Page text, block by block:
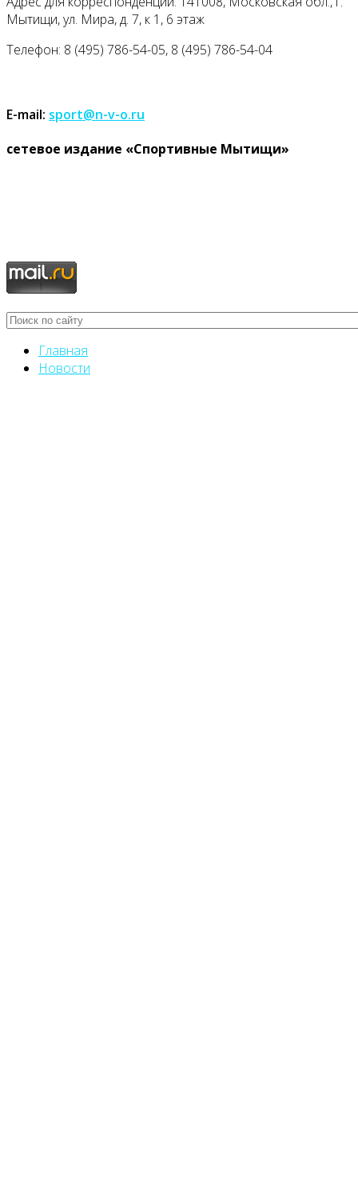
Мытищи, ул. Мира, д. 7, к 1, 6 этаж
Телефон: 8 (495) 786-54-05, 8 (495) 786-54-04
E-mail: sport@n-v-o.ru
cетевое издание «Спортивные Мытищи»
Главная
Новости